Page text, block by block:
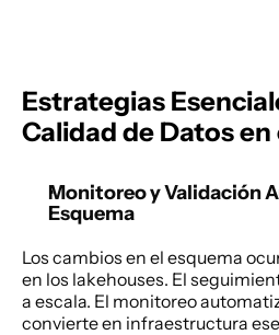
Estrategias
Calidad de Datos
Monitoreo y Validación
Esquema
Los cambios en el esquema
en los lakehouses. El
a escala. El monitoreo
convierte en infraestructura